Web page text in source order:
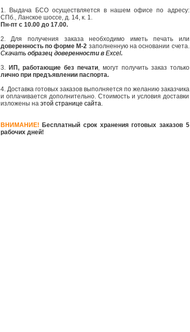
1. Выдача БСО осуществляется в нашем офисе по адресу:
СПб., Ланское шоссе, д. 14, к. 1.
Пн-пт с 10.00 до 17.00.
2. Для получения заказа необходимо иметь печать или
доверенность по форме М-2 заполненную на основании счета.
Скачатьобразец доверенности в Excel.
3. ИП, работающие без печати, могут получить заказ только
лично при предъявлении паспорта.
4. Доставка готовых заказов выполняется по желанию заказчика
и оплачивается дополнительно. Стоимость и условия доставки
изложены на этой странице сайта.
ВНИМАНИЕ! Бесплатный срок хранения готовых заказов 5
рабочих дней!